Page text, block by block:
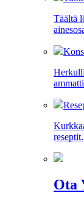
Täältä
reseptit.
Ota